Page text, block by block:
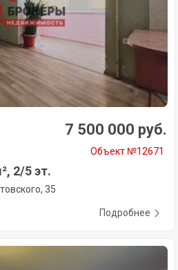
7 500 000 руб.
Объект №12671
2/5 эт.
35
Подробнее